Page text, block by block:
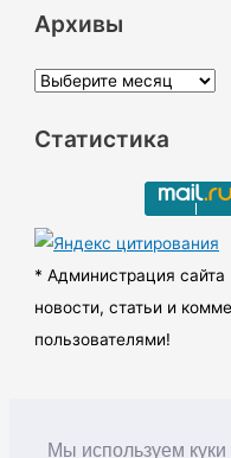
Мы используем
Архивы
А
х
ы
Статистика
* Администрация сайта
новости, статьи и
пользователями!